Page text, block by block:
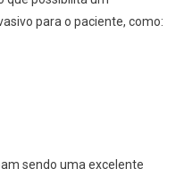
para o paciente, como:
sendo uma excelente